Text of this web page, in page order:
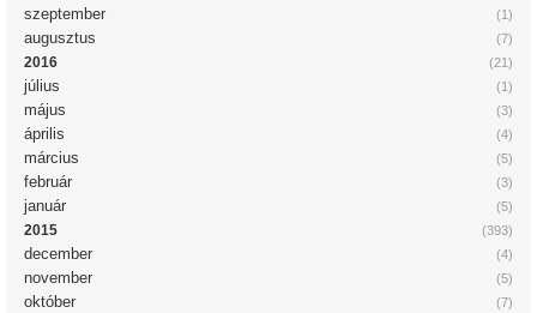
(1)
szeptember
(7)
augusztus
(21)
2016
(1)
július
(3)
május
(4)
április
(5)
március
(3)
február
(5)
január
(393)
2015
(4)
december
(5)
november
(7)
október